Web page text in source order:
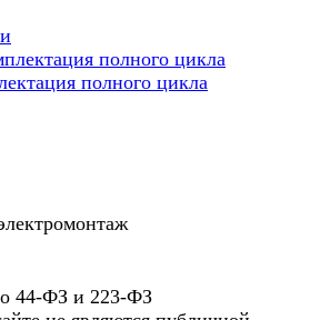
полного цикла
44-ФЗ и 223-ФЗ